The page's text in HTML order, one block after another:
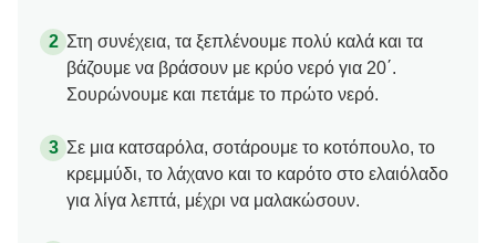
Στη συνέχεια, τα ξεπλένουμε πολύ καλά και τα
βάζουμε να βράσουν με κρύο νερό για 20΄.
Σουρώνουμε και πετάμε το πρώτο νερό.
Σε μια κατσαρόλα, σοτάρουμε το κοτόπουλο, το
κρεμμύδι, το λάχανο και το καρότο στο ελαιόλαδο
για λίγα λεπτά, μέχρι να μαλακώσουν.